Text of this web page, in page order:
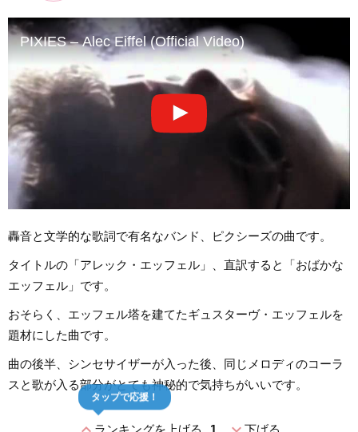
PIXIES – Alec Eiffel (Official Video)
轟音と文学的な歌詞で有名なバンド、ピクシーズの曲です。
タイトルの「アレック・エッフェル」、直訳すると「おばかな
エッフェル」です。
おそらく、エッフェル塔を建てたギュスターヴ・エッフェルを
題材にした曲です。
曲の後半、シンセサイザーが入った後、同じメロディのコーラ
スと歌が入る部分がとても神秘的で気持ちがいいです。
ランキングを上げる 1
タップで応援！
下げる